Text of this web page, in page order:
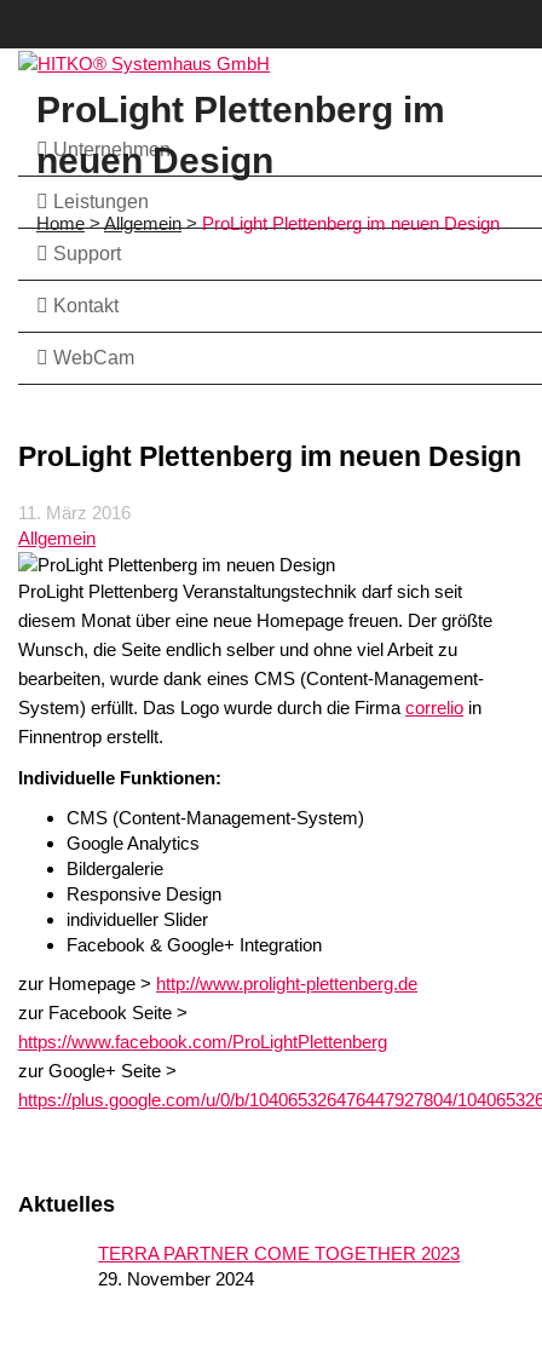
Unternehmen
Leistungen
Support
Kontakt
WebCam
ProLight Plettenberg im
neuen Design
Home>Allgemein>ProLight Plettenberg im neuen Design
ProLight Plettenberg im neuen Design
11. März 2016
Allgemein
ProLight Plettenberg Veranstaltungstechnik darf sich seit
diesem Monat über eine neue Homepage freuen. Der größte
Wunsch, die Seite endlich selber und ohne viel Arbeit zu
bearbeiten, wurde dank eines CMS (Content-Management-
System) erfüllt. Das Logo wurde durch die Firma correlio in
Finnentrop erstellt.
Individuelle Funktionen:
CMS (Content-Management-System)
Google Analytics
Bildergalerie
Responsive Design
individueller Slider
Facebook & Google+ Integration
zur Homepage > http://www.prolight-plettenberg.de
zur Facebook Seite >
https://www.facebook.com/ProLightPlettenberg
zur Google+ Seite >
https://plus.google.com/u/0/b/104065326476447927804/
Aktuelles
TERRA PARTNER COME TOGETHER 2023
29. November 2024